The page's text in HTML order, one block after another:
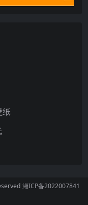
纸
湘ICP备2022007841